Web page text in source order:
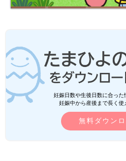
妊娠日数や生後日数に合った
妊娠中から産後まで長く使
無料ダウン